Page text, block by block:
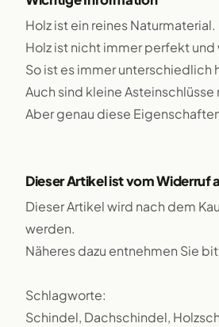
Holz ist ein reines Naturmaterial.
Holz ist nicht immer perfekt
So ist es immer unterschiedlich
Auch sind kleine Asteinschlüsse
Aber genau diese
Dieser Artikel ist vom Widerruf
Dieser Artikel wird nach dem
werden.
Näheres dazu entnehmen Sie
Schlagworte:
Schindel, Dachschindel,